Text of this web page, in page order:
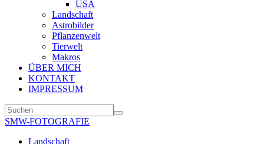
USA
Landschaft
Astrobilder
Pflanzenwelt
Tierwelt
Makros
ÜBER MICH
KONTAKT
IMPRESSUM
SMW-FOTOGRAFIE
Landschaft